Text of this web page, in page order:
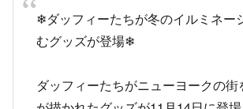
❄ダッフィーたちが冬のイルミネー
むグッズが登場❄
ダッフィーたちがニューヨークの街
が描かれたグッズが11月14日に登場